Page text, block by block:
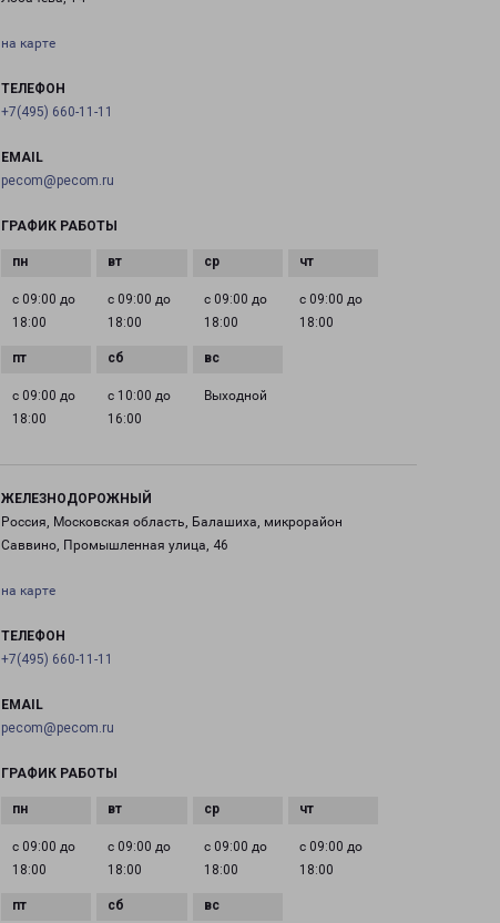
на карте
ТЕЛЕФОН
+7(495) 660-11-11
EMAIL
pecom@pecom.ru
ГРАФИК РАБОТЫ
с 09:00 до
18:00
с 09:00 до
18:00
с 09:00 до
18:00
с 09:00 до
18:00
с 09:00 до
18:00
с 10:00 до
16:00
Выходной
ЖЕЛЕЗНОДОРОЖНЫЙ
Россия, Московская область, Балашиха, микрорайон
Саввино, Промышленная улица, 46
на карте
ТЕЛЕФОН
+7(495) 660-11-11
EMAIL
pecom@pecom.ru
ГРАФИК РАБОТЫ
с 09:00 до
18:00
с 09:00 до
18:00
с 09:00 до
18:00
с 09:00 до
18:00